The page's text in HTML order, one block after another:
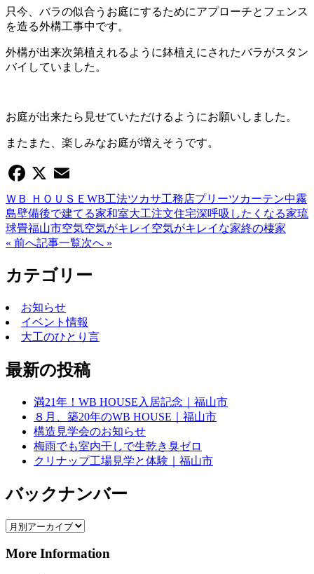
只今、バラの似合うお庭にするためにアプローチとフェンス
を造る外構工事中です。
外構が出来次第植えれるように鉢植えにされたバラがスタン
バイしていました。
お庭が出来たら見せていただけるようにお願いしました。
またまた、楽しみなお庭が増えそうです。
Facebook
X Email
ＷＢ ＨＯＵＳＥ WB工法ツカサ工務店プリーツカーテン中霧
島壁備後で建てる家和室大工注文住宅深呼吸したくなる家琉
球畳福山市空気空気がキレイ 空気がキレイな家終の棲家
« 前へ記事一覧次へ »
カテゴリー
お知らせ
イベント情報
大工のひとり言
最新の投稿
満21年！WB HOUSE入居記念｜福山市
８月、築20年のWB HOUSE｜福山市
構造見学会のお知らせ
梅雨でも室内干しで生乾き臭ゼロ
クリナップ工場見学と体験｜福山市
バックナンバー
More Information